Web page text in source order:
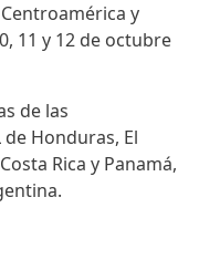
y
11 y 12 de octubre
de las
Honduras, El
Rica y Panamá,